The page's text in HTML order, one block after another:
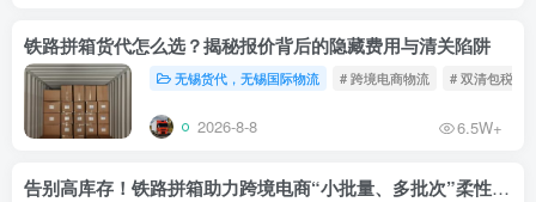
铁路拼箱货代怎么选？揭秘报价背后的隐藏费用与清关陷阱
无锡货代，无锡国际物流 # 跨境电商物流 # 双清包税
2026-8-8 6.5W+
告别高库存！铁路拼箱助力跨境电商“小批量、多批次”柔性补货